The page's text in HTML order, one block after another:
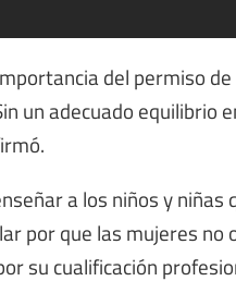
del permiso
un adecuado
a los niños y
por que las mujeres
su cualificación